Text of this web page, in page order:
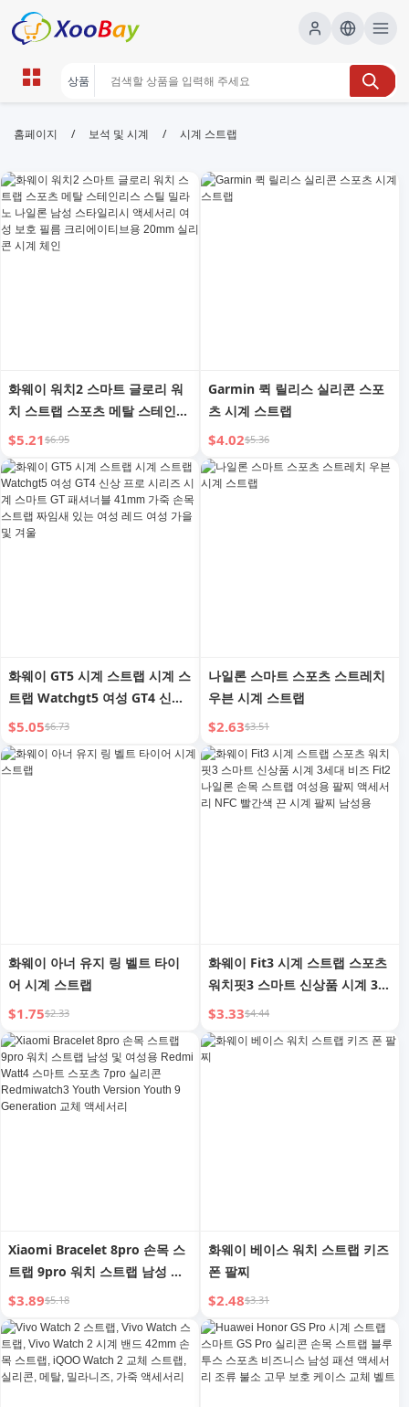
시계 스트랩 | XOOBAY B2B/B2C
시계 스트랩, 시계 밴드, 교체 스트랩, 가죽 스트랩, 실리
콘 스트랩, 금속 스트랩, 시계 액세서리, wholesale 시계
스트랩, XOOBAY
홈페이지 / 보석 및 시계 / 시계 스트랩
화웨이 워치2 스마트 글로리 워
치 스트랩 스포츠 메탈 스테인리
스 스틸 밀라노 나일론 남성 스
타일리시 액세서리 여성 보호 필
름 크리에이티브용 20mm 실리
콘 시계 체인
$5.21$6.95
Garmin 퀵 릴리스 실리콘 스포
츠 시계 스트랩
$4.02$5.36
화웨이 GT5 시계 스트랩 시계 스
트랩 Watchgt5 여성 GT4 신상
프로 시리즈 시계 스마트 GT 패
셔너블 41mm 가죽 손목 스트랩
짜임새 있는 여성 레드 여성 가
$5.05$6.73
나일론 스마트 스포츠 스트레치
우븐 시계 스트랩
$2.63$3.51
화웨이 아너 유지 링 벨트 타이
어 시계 스트랩
$1.75$2.33
화웨이 Fit3 시계 스트랩 스포츠
워치핏3 스마트 신상품 시계 3세
대 비즈 Fit2 나일론 손목 스트랩
여성용 팔찌 액세서리 NFC 빨간
색 끈 시계 팔찌 남성용
$3.33$4.44
Xiaomi Bracelet 8pro 손목 스
트랩 9pro 워치 스트랩 남성 및
여성용 Redmi Watt4 스마트 스
포츠 7pro 실리콘
Redmiwatch3 Youth Version
Youth 9 Generation 교체 액세
서리
$3.89$5.18
화웨이 베이스 워치 스트랩 키즈
폰 팔찌
$2.48$3.31